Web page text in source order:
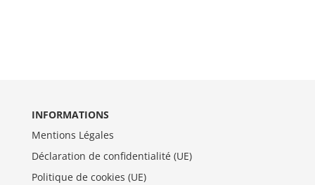
INFORMATIONS
Mentions Légales
Déclaration de confidentialité (UE)
Politique de cookies (UE)